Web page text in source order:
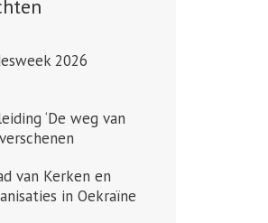
2026
‘De weg van
van Kerken en
in Oekraïne